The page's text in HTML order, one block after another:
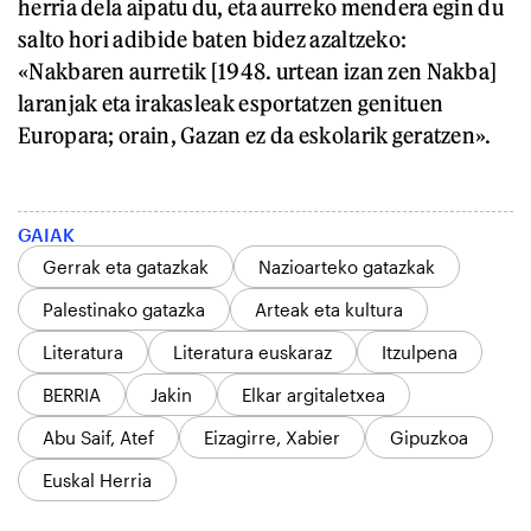
herria dela aipatu du, eta aurreko mendera egin du
salto hori adibide baten bidez azaltzeko:
«Nakbaren aurretik [1948. urtean izan zen Nakba]
laranjak eta irakasleak esportatzen genituen
Europara; orain, Gazan ez da eskolarik geratzen».
GAIAK
Gerrak eta gatazkak
Nazioarteko gatazkak
Palestinako gatazka
Arteak eta kultura
Literatura
Literatura euskaraz
Itzulpena
BERRIA
Jakin
Elkar argitaletxea
Abu Saif, Atef
Eizagirre, Xabier
Gipuzkoa
Euskal Herria